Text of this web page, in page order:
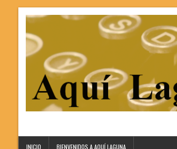
INICIO BIENVENIDOS A AQUÍ LAGUNA